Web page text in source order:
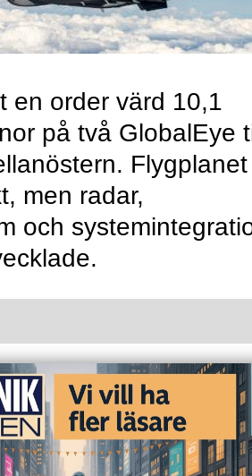
en order värd 10,1
på två GlobalEye
men radar,
och